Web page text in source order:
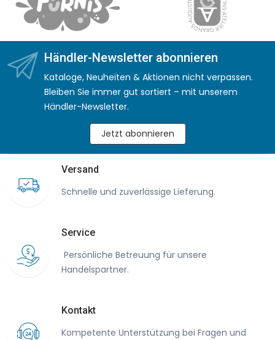
Händler-Newsletter abonnieren
Kataloge, Neuheiten & Aktionen nicht verpassen.
Bleiben Sie immer gut sortiert – mit unserem
Händler-Newsletter.
Jetzt abonnieren
Versand
Schnelle und zuverlässige Lieferung.
Service
Persönliche Betreuung für unsere
Handelspartner.
Kontakt
Kompetente Unterstützung bei Fragen und